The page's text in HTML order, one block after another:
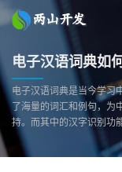
电子汉语词典如
电子汉语词典是当今学习
了海量的词汇和例句，为
持。而其中的汉字识别功